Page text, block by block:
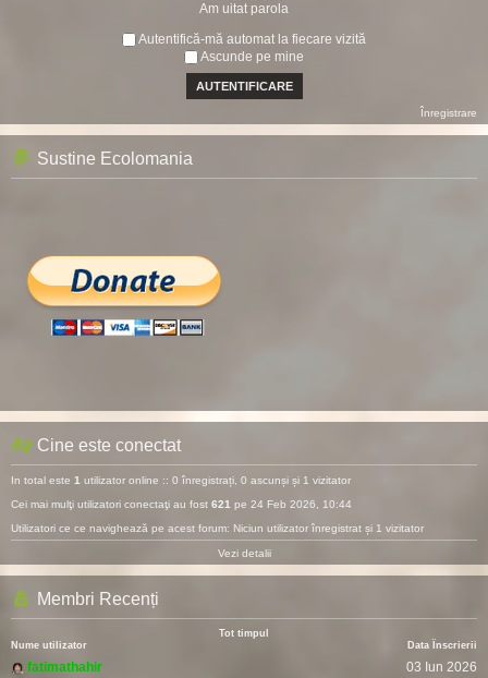
Am uitat parola
Autentifică-mă automat la fiecare vizită
Ascunde pe mine
Înregistrare
Sustine Ecolomania
Cine este conectat
In total este 1 utilizator online :: 0 înregistrați, 0 ascunși și 1 vizitator
Cei mai mulţi utilizatori conectaţi au fost 621 pe 24 Feb 2026, 10:44
Utilizatori ce ce navighează pe acest forum: Niciun utilizator înregistrat și 1 vizitator
Vezi detalii
Membri Recenți
Tot timpul
Nume utilizator
Data Înscrierii
fatimathahir
03 Iun 2026